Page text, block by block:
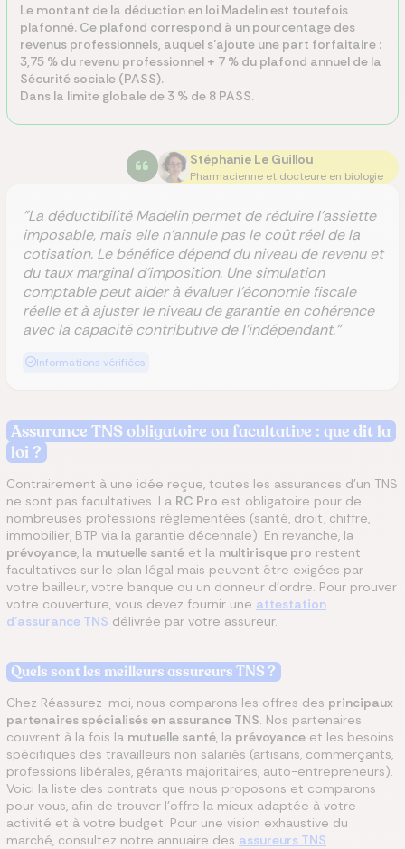
Le montant de la déduction en loi Madelin est toutefois
plafonné. Ce plafond correspond à un pourcentage des
revenus professionnels, auquel s’ajoute une part forfaitaire :
3,75 % du revenu professionnel + 7 % du plafond annuel de la
Sécurité sociale (PASS).
Dans la limite globale de 3 % de 8 PASS.
Stéphanie Le Guillou
Pharmacienne et docteure en biologie
"La déductibilité Madelin permet de réduire l’assiette
imposable, mais elle n’annule pas le coût réel de la
cotisation. Le bénéfice dépend du niveau de revenu et
du taux marginal d’imposition. Une simulation
comptable peut aider à évaluer l’économie fiscale
réelle et à ajuster le niveau de garantie en cohérence
avec la capacité contributive de l’indépendant."
Informations vérifiées
Assurance TNS obligatoire ou facultative : que dit la
loi ?
Contrairement à une idée reçue, toutes les assurances d’un TNS
ne sont pas facultatives. La RC Pro est obligatoire pour de
nombreuses professions réglementées (santé, droit, chiffre,
immobilier, BTP via la garantie décennale). En revanche, la
prévoyance, la mutuelle santé et la multirisque pro restent
facultatives sur le plan légal mais peuvent être exigées par
votre bailleur, votre banque ou un donneur d’ordre. Pour prouver
votre couverture, vous devez fournir une attestation
d’assurance TNS délivrée par votre assureur.
Quels sont les meilleurs assureurs TNS ?
Chez Réassurez-moi, nous comparons les offres des principaux
partenaires spécialisés en assurance TNS. Nos partenaires
couvrent à la fois la mutuelle santé, la prévoyance et les besoins
spécifiques des travailleurs non salariés (artisans, commerçants,
professions libérales, gérants majoritaires, auto-entrepreneurs).
Voici la liste des contrats que nous proposons et comparons
pour vous, afin de trouver l'offre la mieux adaptée à votre
activité et à votre budget. Pour une vision exhaustive du
marché, consultez notre annuaire des assureurs TNS.